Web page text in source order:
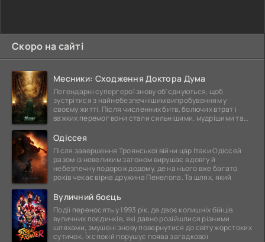
Скоро на сайті
Месники: Сходження Доктора Дума
Легендарні супергерої знову об'єднуються, щоб
зустрітися з найнебезпечнішим випробуванням у
своєму житті. Після численних битв, болючих втрат і
важких перемог вони стали сильнішими, мудрішими та
Одіссея
Після завершення Троянської війни цар Ітаки Одіссей
разом із невеликим загоном вирушає в довгу й
небезпечну подорож додому, де на нього вже багато
років чекає вірна дружина Пенелопа. Та шлях, який
Вуличний боєць
Події переносять у 1993 рік, де двоє колишніх бійців
вуличних поєдинків, які давно розійшлися різними
шляхами, змушені знову повернутися до світу жорстоких
сутичок. Їх спокій порушує поява загадкової